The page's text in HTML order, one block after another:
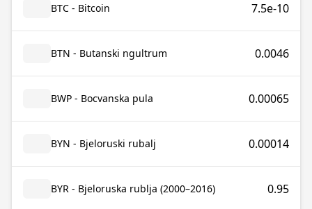
BTC - Bitcoin 7.5e-10
BTN - Butanski ngultrum 0.0046
BWP - Bocvanska pula 0.00065
BYN - Bjeloruski rubalj 0.00014
BYR - Bjeloruska rublja (2000–2016) 0.95